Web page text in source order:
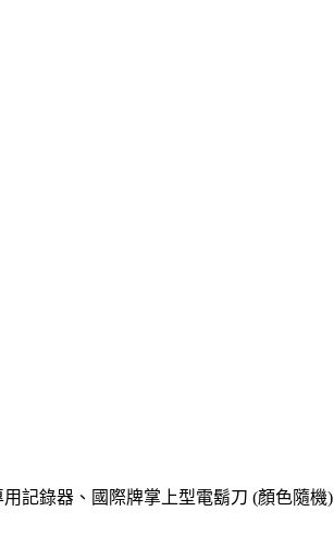
用記錄器、國際牌掌上型電鬍刀 (顏色隨機)